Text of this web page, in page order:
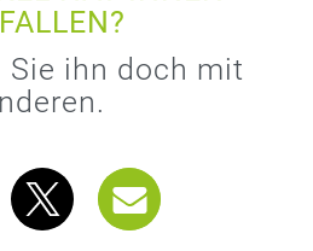
Sie ihn doch mit